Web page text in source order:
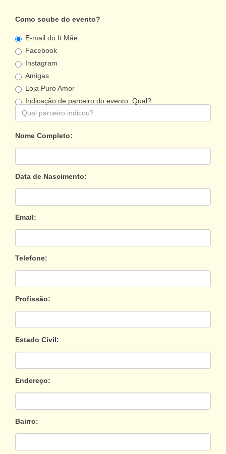
Como soube do evento?
E-mail do It Mãe
Facebook
Instagram
Amigas
Loja Puro Amor
Indicação de parceiro do evento. Qual?
Nome Completo:
Data de Nascimento:
Email:
Telefone:
Profissão:
Estado Civil:
Endereço:
Bairro: